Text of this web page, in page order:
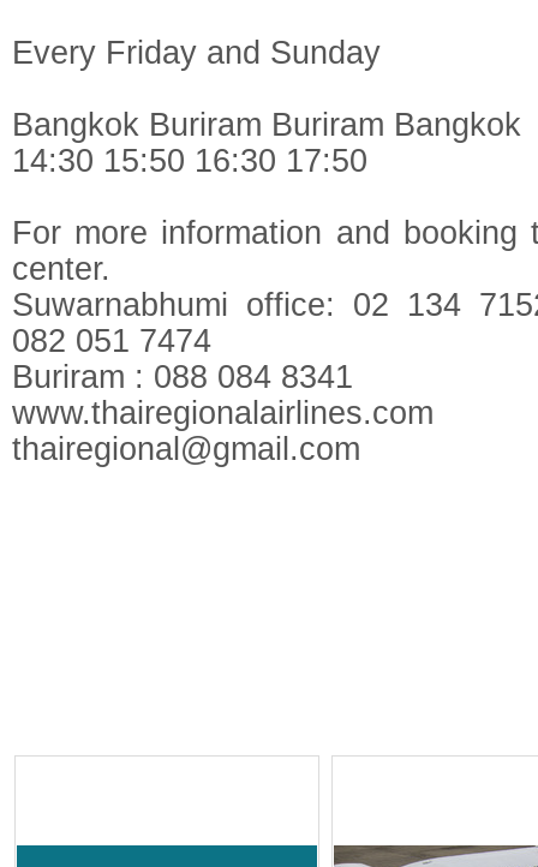
Every Friday and Sunday
Bangkok Buriram Buriram Bangkok
14:30 15:50 16:30 17:50
For more information and
center.
Suwarnabhumi office: 02 134
082 051 7474
Buriram : 088 084 8341
www.thairegionalairlines.com
thairegional@gmail.com